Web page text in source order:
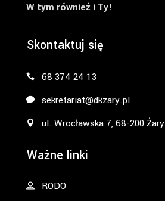
W tym również i Ty!
Skontaktuj się
68 374 24 13
sekretariat@dkzary.pl
ul. Wrocławska 7, 68-200 Żary
Ważne linki
RODO